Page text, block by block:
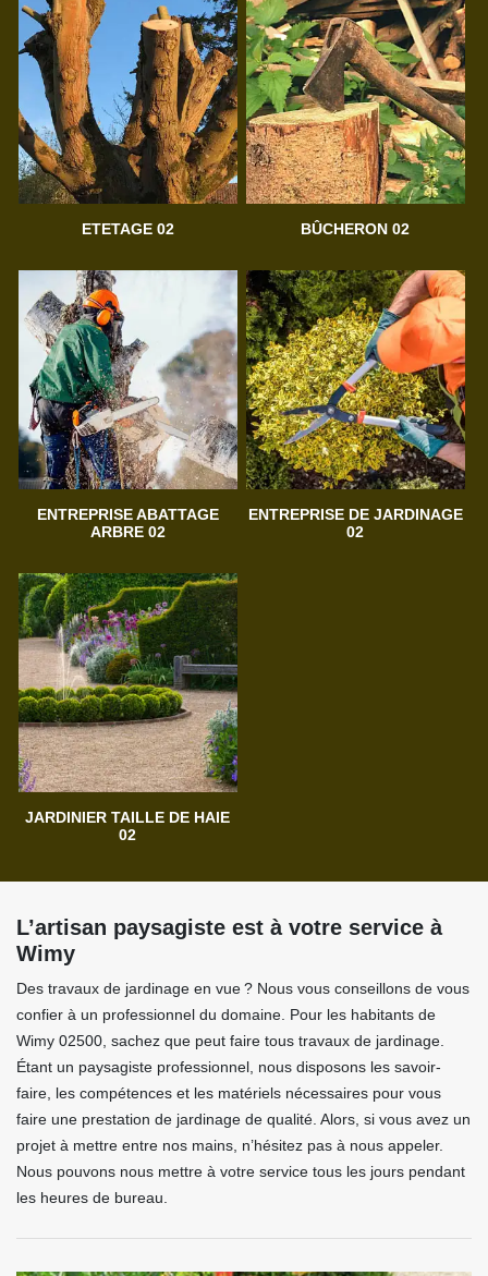
ETETAGE 02 BÛCHERON 02
ENTREPRISE ABATTAGE
ARBRE 02
ENTREPRISE DE JARDINAGE
02
JARDINIER TAILLE DE HAIE
02
L’artisan paysagiste est à votre service à
Wimy
Des travaux de jardinage en vue ? Nous vous conseillons de vous
confier à un professionnel du domaine. Pour les habitants de
Wimy 02500, sachez que peut faire tous travaux de jardinage.
Étant un paysagiste professionnel, nous disposons les savoir-
faire, les compétences et les matériels nécessaires pour vous
faire une prestation de jardinage de qualité. Alors, si vous avez un
projet à mettre entre nos mains, n’hésitez pas à nous appeler.
Nous pouvons nous mettre à votre service tous les jours pendant
les heures de bureau.